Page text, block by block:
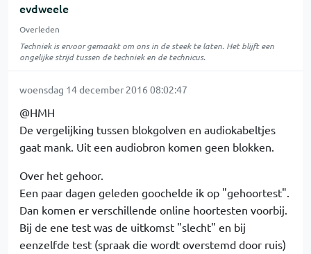
evdweele
Overleden
Techniek is ervoor gemaakt om ons in de steek te laten. Het blijft een
ongelijke strijd tussen de techniek en de technicus.
woensdag 14 december 2016 08:02:47
@HMH
De vergelijking tussen blokgolven en audiokabeltjes
gaat mank. Uit een audiobron komen geen blokken.
Over het gehoor.
Een paar dagen geleden goochelde ik op "gehoortest".
Dan komen er verschillende online hoortesten voorbij.
Bij de ene test was de uitkomst "slecht" en bij
eenzelfde test (spraak die wordt overstemd door ruis)